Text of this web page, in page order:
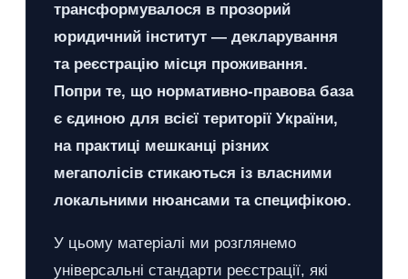
трансформувалося в прозорий
юридичний інститут — декларування
та реєстрацію місця проживання.
Попри те, що нормативно-правова база
є єдиною для всієї території України,
на практиці мешканці різних
мегаполісів стикаються із власними
локальними нюансами та специфікою.
У цьому матеріалі ми розглянемо
універсальні стандарти реєстрації, які